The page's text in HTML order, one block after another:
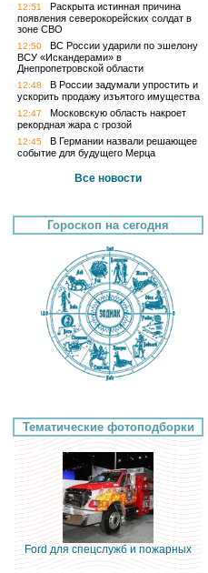
12:51
Раскрыта истинная причина
появления северокорейских солдат в
зоне СВО
12:50
ВС России ударили по эшелону
ВСУ «Искандерами» в
Днепропетровской области
12:48
В России задумали упростить и
ускорить продажу изъятого имущества
12:47
Московскую область накроет
рекордная жара с грозой
12:45
В Германии назвали решающее
событие для будущего Мерца
Все новости
Гороскоп на сегодня
Тематические фотоподборки
Ford для спецслужб и пожарных